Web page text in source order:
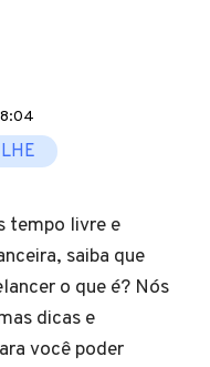
tempo livre e
saiba que
o que é? Nós
dicas e
você poder